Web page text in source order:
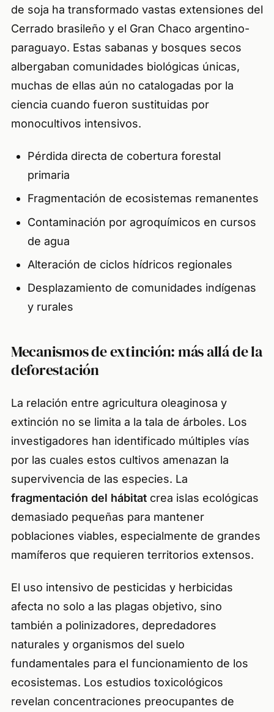
de soja ha transformado vastas extensiones del
Cerrado brasileño y el Gran Chaco argentino-
paraguayo. Estas sabanas y bosques secos
albergaban comunidades biológicas únicas,
muchas de ellas aún no catalogadas por la
ciencia cuando fueron sustituidas por
monocultivos intensivos.
Pérdida directa de cobertura forestal
primaria
Fragmentación de ecosistemas remanentes
Contaminación por agroquímicos en cursos
de agua
Alteración de ciclos hídricos regionales
Desplazamiento de comunidades indígenas
y rurales
Mecanismos de extinción: más allá de la
deforestación
La relación entre agricultura oleaginosa y
extinción no se limita a la tala de árboles. Los
investigadores han identificado múltiples vías
por las cuales estos cultivos amenazan la
supervivencia de las especies. La
fragmentación del hábitatcrea islas ecológicas
demasiado pequeñas para mantener
poblaciones viables, especialmente de grandes
mamíferos que requieren territorios extensos.
El uso intensivo de pesticidas y herbicidas
afecta no solo a las plagas objetivo, sino
también a polinizadores, depredadores
naturales y organismos del suelo
fundamentales para el funcionamiento de los
ecosistemas. Los estudios toxicológicos
revelan concentraciones preocupantes de